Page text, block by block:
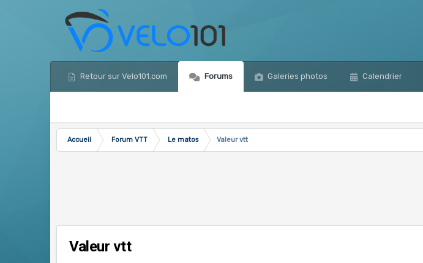
Retour sur Velo101.com Forums Galeries photos Calendrier
Accueil Forum VTT Le matos
Valeur vtt
Valeur vtt